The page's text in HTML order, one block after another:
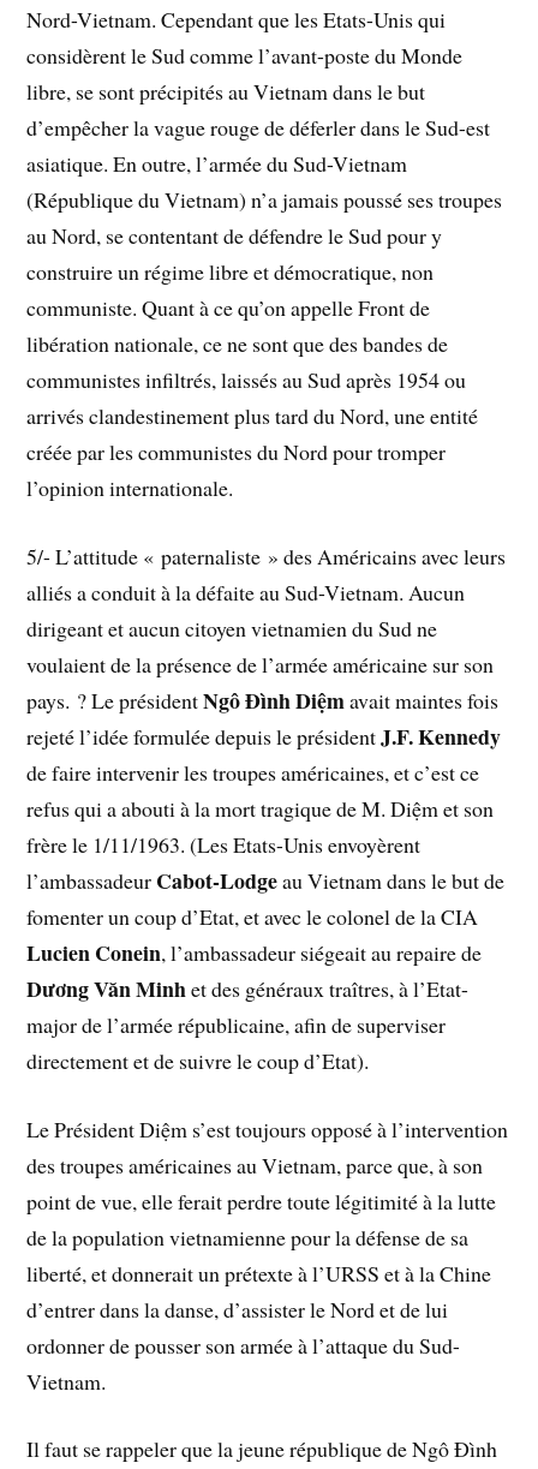
Nord-Vietnam. Cependant que les Etats-Unis qui
considèrent le Sud comme l’avant-poste du Monde
libre, se sont précipités au Vietnam dans le but
d’empêcher la vague rouge de déferler dans le Sud-est
asiatique. En outre, l’armée du Sud-Vietnam
(République du Vietnam) n’a jamais poussé ses troupes
au Nord, se contentant de défendre le Sud pour y
construire un régime libre et démocratique, non
communiste. Quant à ce qu’on appelle Front de
libération nationale, ce ne sont que des bandes de
communistes infiltrés, laissés au Sud après 1954 ou
arrivés clandestinement plus tard du Nord, une entité
créée par les communistes du Nord pour tromper
l’opinion internationale.
5/- L’attitude « paternaliste » des Américains avec leurs
alliés a conduit à la défaite au Sud-Vietnam. Aucun
dirigeant et aucun citoyen vietnamien du Sud ne
voulaient de la présence de l’armée américaine sur son
pays. ? Le présidentNgô Đình Diệmavait maintes fois
rejeté l’idée formulée depuis le présidentJ.F. Kennedy
de faire intervenir les troupes américaines, et c’est ce
refus qui a abouti à la mort tragique de M. Diệm et son
frère le 1/11/1963. (Les Etats-Unis envoyèrent
l’ambassadeur Cabot-Lodgeau Vietnam dans le but de
fomenter un coup d’Etat, et avec le colonel de la CIA
Lucien Conein, l’ambassadeur siégeait au repaire de
Dương Văn Minhet des généraux traîtres, à l’Etat-
major de l’armée républicaine, afin de superviser
directement et de suivre le coup d’Etat).
Le Président Diệm s’est toujours opposé à l’intervention
des troupes américaines au Vietnam, parce que, à son
point de vue, elle ferait perdre toute légitimité à la lutte
de la population vietnamienne pour la défense de sa
liberté, et donnerait un prétexte à l’URSS et à la Chine
d’entrer dans la danse, d’assister le Nord et de lui
ordonner de pousser son armée à l’attaque du Sud-
Vietnam.
Il faut se rappeler que la jeune république de Ngô Đình